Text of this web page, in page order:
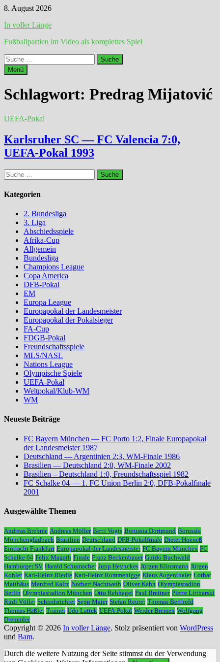
Zum
springen
8. August 2026
In voller Länge
Fußballpartien im Video als komplettes Spiel
Suche
nach:
Menü
Schlagwort: Predrag Mijatović
UEFA-Pokal
Karlsruher SC — FC Valencia 7:0,
UEFA-Pokal 1993
Suche
nach:
Kategorien
2. Bundesliga
3. Liga
Abschiedsspiele
Afrika-Cup
Allgemein
Bundesliga
Champions League
Copa America
DFB-Pokal
EM
Europa League
Europapokal der Landesmeister
Europapokal der Pokalsieger
FA-Cup
FDGB-Pokal
Freundschaftsspiele
MLS/NASL
Nations League
Olympische Spiele
UEFA-Pokal
Weltpokal/Klub-WM
WM
Neueste Beiträge
FC Bayern München — FC Porto 1:2, Finale Europapokal
der Landesmeister 1987
Deutschland — Argentinien 2:3, WM-Finale 1986
Brasilien — Deutschland 2:0, WM-Finale 2002
Brasilien – Deutschland 1:0, Freundschaftsspiel 1982
FC Schalke 04 — 1. FC Union Berlin 2:0, DFB-Pokalfinale
2001
Ausgewählte Themen
Andreas Brehme Andreas Möller Berti Vogts Borussia Dortmund Borussia
Mönchengladbach Brasilien Deutschland DFB-Pokalfinale Dieter Hoeneß
Eintracht Frankfurt Europapokal der Landesmeister FC Bayern München FC
Schalke 04 Felix Magath Finale Franz Beckenbauer Guido Buchwald
Hamburger SV Harald Schumacher Jupp Heynckes Jürgen Klinsmann Jürgen
Kohler Karl-Heinz Riedle Karl-Heinz Rummenigge Klaus Augenthaler Lothar
Matthäus Manfred Kaltz Norbert Nachtweih Oliver Kahn Olympiastadion
Berlin Olympiastadion München Otto Rehhagel Paul Breitner Pierre Littbarski
Rudi Völler Schiedsrichter Sepp Maier Stefan Reuter Thomas Berthold
Thomas Häßler Trainer Udo Lattek UEFA-Pokal Werder Bremen Wolfgang
Dremmler
Copyright © 2026 In voller Länge. Stolz präsentiert von WordPress
und Bam.
Durch die weitere Nutzung der Seite stimmst du der Verwendung